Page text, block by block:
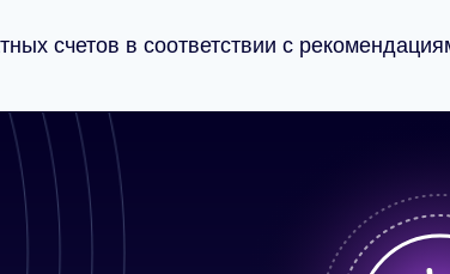
счетов в соответствии с150